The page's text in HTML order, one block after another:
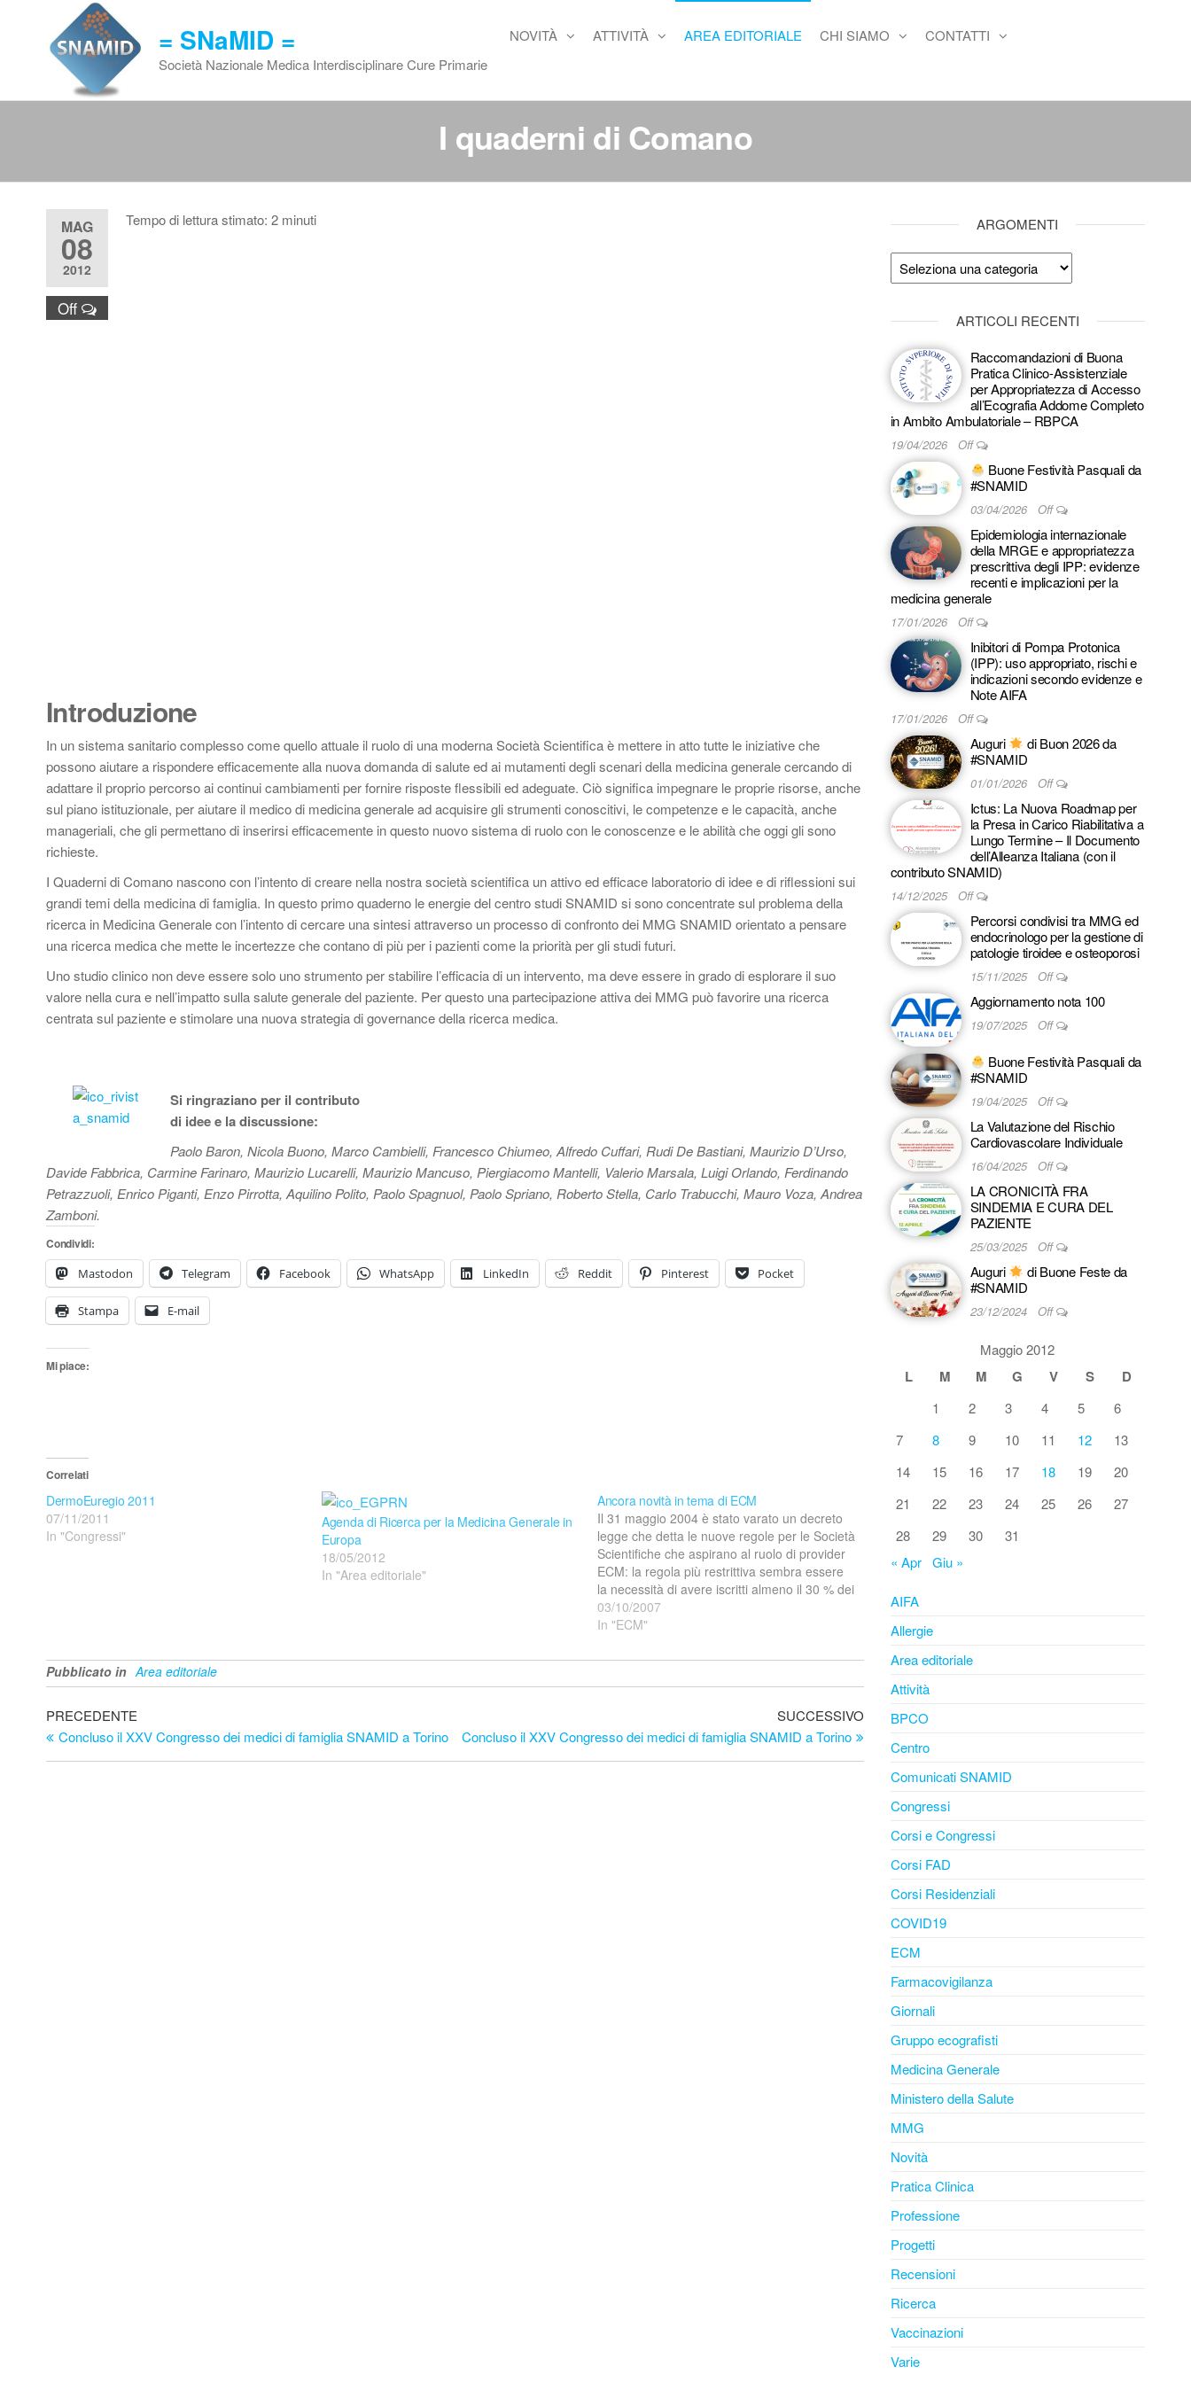
contenuto
= SNaMID =
Società Nazionale Medica Interdisciplinare Cure Primarie
NOVITÀ ATTIVITÀ AREA EDITORIALE CHI SIAMO CONTATTI
I quaderni di Comano
MAG
08
2012
Off
Tempo di lettura stimato: 2 minuti
Introduzione
In un sistema sanitario complesso come quello attuale il ruolo di una moderna Società Scientifica è mettere in atto tutte le iniziative che
possono aiutare a rispondere efficacemente alla nuova domanda di salute ed ai mutamenti degli scenari della medicina generale cercando di
adattare il proprio percorso ai continui cambiamenti per fornire risposte flessibili ed adeguate. Ciò significa impegnare le proprie risorse, anche
sul piano istituzionale, per aiutare il medico di medicina generale ad acquisire gli strumenti conoscitivi, le competenze e le capacità, anche
manageriali, che gli permettano di inserirsi efficacemente in questo nuovo sistema di ruolo con le conoscenze e le abilità che oggi gli sono
richieste.
I Quaderni di Comano nascono con l’intento di creare nella nostra società scientifica un attivo ed efficace laboratorio di idee e di riflessioni sui
grandi temi della medicina di famiglia. In questo primo quaderno le energie del centro studi SNAMID si sono concentrate sul problema della
ricerca in Medicina Generale con l’intento di cercare una sintesi attraverso un processo di confronto dei MMG SNAMID orientato a pensare
una ricerca medica che mette le incertezze che contano di più per i pazienti come la priorità per gli studi futuri.
Uno studio clinico non deve essere solo uno strumento per stabilire l’efficacia di un intervento, ma deve essere in grado di esplorare il suo
valore nella cura e nell’impatto sulla salute generale del paziente. Per questo una partecipazione attiva dei MMG può favorire una ricerca
centrata sul paziente e stimolare una nuova strategia di governance della ricerca medica.
Si ringraziano per il contributo
di idee e la discussione:
Paolo Baron, Nicola Buono, Marco Cambielli, Francesco Chiumeo, Alfredo Cuffari, Rudi De Bastiani, Maurizio D’Urso,
Davide Fabbrica, Carmine Farinaro, Maurizio Lucarelli, Maurizio Mancuso, Piergiacomo Mantelli, Valerio Marsala, Luigi Orlando, Ferdinando
Petrazzuoli, Enrico Piganti, Enzo Pirrotta, Aquilino Polito, Paolo Spagnuol, Paolo Spriano, Roberto Stella, Carlo Trabucchi, Mauro Voza, Andrea
Zamboni.
Condividi:
Mastodon
Telegram Facebook WhatsApp LinkedIn Reddit Pinterest Pocket
Stampa E-mail
Mi piace:
Correlati
DermoEuregio 2011
07/11/2011
In "Congressi"
Agenda di Ricerca per la Medicina Generale in
Europa
18/05/2012
In "Area editoriale"
Ancora novità in tema di ECM
Il 31 maggio 2004 è stato varato un decreto
legge che detta le nuove regole per le Società
Scientifiche che aspirano al ruolo di provider
ECM: la regola più restrittiva sembra essere
la necessità di avere iscritti almeno il 30 % dei
professionisti della specialità alla quale la
Società Scientifica…
03/10/2007
In "ECM"
Pubblicato in Area editoriale
Navigazione
articoli
Articolo
precedente
PRECEDENTE
Concluso il XXV Congresso dei medici di famiglia SNAMID a Torino
Articolo
successivo
SUCCESSIVO
Concluso il XXV Congresso dei medici di famiglia SNAMID a Torino
ARGOMENTI
Argomenti
ARTICOLI RECENTI
Raccomandazioni di Buona
Pratica Clinico-Assistenziale
per Appropriatezza di Accesso
all’Ecografia Addome Completo
in Ambito Ambulatoriale – RBPCA
19/04/2026 Off
Buone Festività Pasquali da
#SNAMID
03/04/2026 Off
Epidemiologia internazionale
della MRGE e appropriatezza
prescrittiva degli IPP: evidenze
recenti e implicazioni per la
medicina generale
17/01/2026 Off
Inibitori di Pompa Protonica
(IPP): uso appropriato, rischi e
indicazioni secondo evidenze e
Note AIFA
17/01/2026 Off
Auguri
di Buon 2026 da
#SNAMID
01/01/2026 Off
Ictus: La Nuova Roadmap per
la Presa in Carico Riabilitativa a
Lungo Termine – Il Documento
dell’Alleanza Italiana (con il
contributo SNAMID)
14/12/2025 Off
Percorsi condivisi tra MMG ed
endocrinologo per la gestione di
patologie tiroidee e osteoporosi
15/11/2025 Off
Aggiornamento nota 100
19/07/2025 Off
Buone Festività Pasquali da
#SNAMID
19/04/2025 Off
La Valutazione del Rischio
Cardiovascolare Individuale
16/04/2025 Off
LA CRONICITÀ FRA
SINDEMIA E CURA DEL
PAZIENTE
25/03/2025 Off
Auguri
di Buone Feste da
#SNAMID
23/12/2024 Off
Maggio 2012
L M M G V S D
1 2 3 4 5
6
7
8 9 10 11 12
13
14
15 16 17 18 19
20
21
22 23 24 25 26
27
28
29 30
31
« Apr Giu »
AIFA
Allergie
Area editoriale
Attività
BPCO
Centro
Comunicati SNAMID
Congressi
Corsi e Congressi
Corsi FAD
Corsi Residenziali
COVID19
ECM
Farmacovigilanza
Giornali
Gruppo ecografisti
Medicina Generale
Ministero della Salute
MMG
Novità
Pratica Clinica
Professione
Progetti
Recensioni
Ricerca
Vaccinazioni
Varie